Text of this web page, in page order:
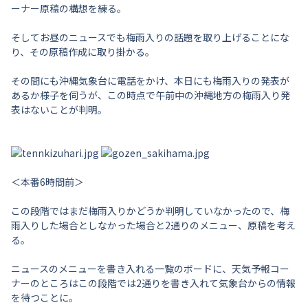
ーナー原稿の構想を練る。
そしてお昼のニュースでも梅雨入りの話題を取り上げることにな
り、その原稿作成に取り掛かる。
その間にも沖縄気象台に電話をかけ、本日にも梅雨入りの発表が
あるか様子を伺うが、この時点で午前中の沖縄地方の梅雨入り発
表はないことが判明。
＜本番6時間前＞
この段階ではまだ梅雨入りかどうか判明していなかったので、梅
雨入りした場合としなかった場合と2通りのメニュー、原稿を考え
る。
ニュースのメニューを書き入れる一覧のボードに、天気予報コー
ナーのところはこの段階では2通りを書き入れて気象台からの情報
を待つことに。